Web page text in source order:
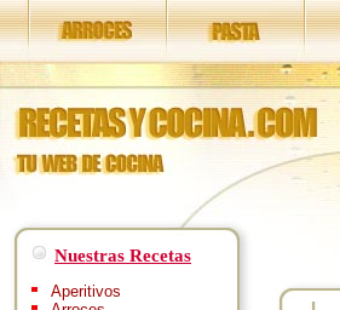
Nuestras Recetas
Aperitivos